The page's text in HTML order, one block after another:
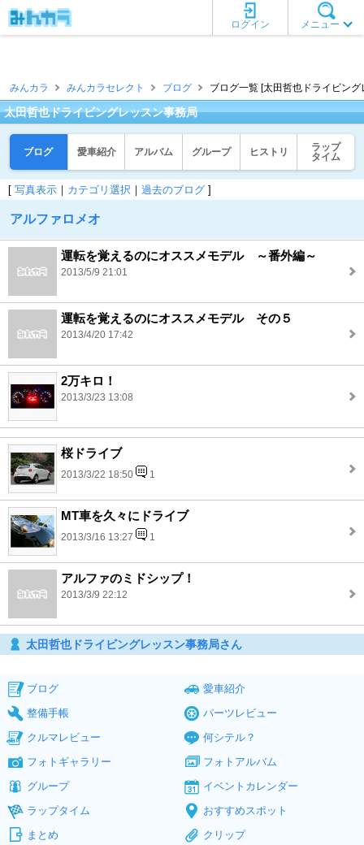
メニュー
ログイン
みんカラ みんカラセレクト ブログ ブログ一覧 [太田哲也ドライビン
太田哲也ドライビングレッスン事務局
ブログ 愛車紹介 アルバム グループ ヒストリ
ラップ
タイム
[ 写真表示 ｜ カテゴリ選択 ｜ 過去のブログ ]
アルファロメオ
運転を覚えるのにオススメモデル ～番外編～
2013/5/9 21:01
運転を覚えるのにオススメモデル その５
2013/4/20 17:42
2万キロ！
2013/3/23 13:08
桜ドライブ
2013/3/22 18:50 1
MT車を久々にドライブ
2013/3/16 13:27 1
アルファのミドシップ！
2013/3/9 22:12
太田哲也ドライビングレッスン事務局さん
ブログ
愛車紹介
整備手帳
パーツレビュー
クルマレビュー
何シテル？
フォトギャラリー
フォトアルバム
グループ
イベントカレンダー
ラップタイム
おすすめスポット
まとめ
クリップ